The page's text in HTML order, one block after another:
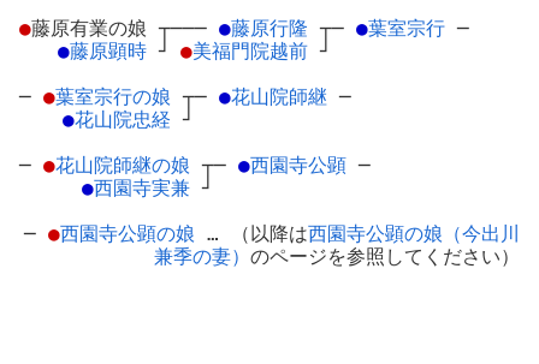
●藤原有業の娘 ┬
●藤原顕時 ┘
─── ●藤原行隆 ┬
●美福門院越前 ┘
─ ●葉室宗行 ─
─ ●葉室宗行の娘 ┬
●花山院忠経 ┘
─ ●花山院師継 ─
─ ●花山院師継の娘 ┬
●西園寺実兼 ┘
─ ●西園寺公顕 ─
─ ●西園寺公顕の娘 … （以降は西園寺公顕の娘（今出川
兼季の妻） のページを参照してください）